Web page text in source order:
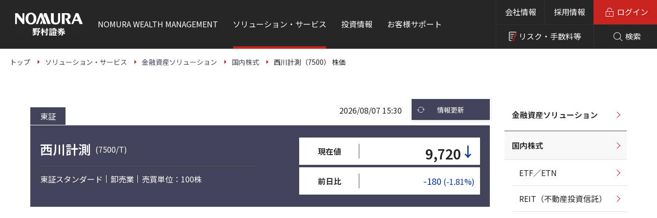
本
NOMURAWEALTH MANAGEMENT ソリューション・サービス 投資情報 お客様サポート
会社情報 採用情報
リスク・ 手数料等 検索
ログイン
トップ ソリューション・サービス 金融資産ソリューション 国内株式 西川計測（7500） 株価
東証 2026/08/07 15:30 情報更新
西川計測 (7500/T)
東証スタンダード 卸売業 売買単位：100株
現在値 9,720 ↓
前日比 -180 (-1.81%)
金融資産ソリューション
国内株式
ETF／ETN
REIT（不動産投資信託）